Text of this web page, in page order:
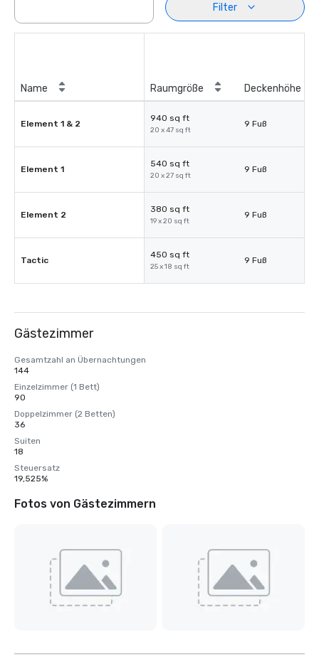
Filter
Name Raumgröße Deckenhöhe
Element 1 & 2
940 sq ft
20 x 47 sq ft
9 Fuß
Element 1
540 sq ft
20 x 27 sq ft
9 Fuß
Element 2
380 sq ft
19 x 20 sq ft
9 Fuß
Tactic
450 sq ft
25 x 18 sq ft
9 Fuß
Gästezimmer
Gesamtzahl an Übernachtungen
144
Einzelzimmer (1 Bett)
90
Doppelzimmer (2 Betten)
36
Suiten
18
Steuersatz
19,525%
Fotos von Gästezimmern